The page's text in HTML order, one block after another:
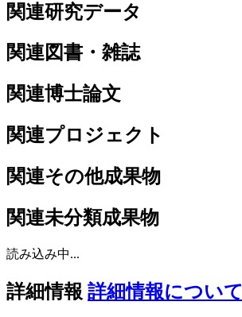
関連研究データ
関連図書・雑誌
関連博士論文
関連プロジェクト
関連その他成果物
関連未分類成果物
読み込み中...
詳細情報 詳細情報について